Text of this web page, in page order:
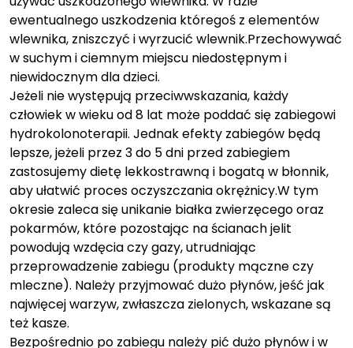
ewentualnego uszkodzenia któregoś z elementów
wlewnika, zniszczyć i wyrzucić wlewnik.Przechowywać
w suchym i ciemnym miejscu niedostępnym i
niewidocznym dla dzieci.
Jeżeli nie występują przeciwwskazania, każdy
człowiek w wieku od 8 lat może poddać się zabiegowi
hydrokolonoterapii. Jednak efekty zabiegów będą
lepsze, jeżeli przez 3 do 5 dni przed zabiegiem
zastosujemy dietę lekkostrawną i bogatą w błonnik,
aby ułatwić proces oczyszczania okrężnicy.W tym
okresie zaleca się unikanie białka zwierzęcego oraz
pokarmów, które pozostając na ścianach jelit
powodują wzdęcia czy gazy, utrudniając
przeprowadzenie zabiegu (produkty mączne czy
mleczne). Należy przyjmować dużo płynów, jeść jak
najwięcej warzyw, zwłaszcza zielonych, wskazane są
też kasze.
Bezpośrednio po zabiegu należy pić dużo płynów i w